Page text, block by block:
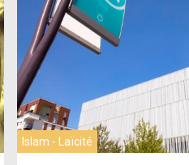
Islam Laïcité